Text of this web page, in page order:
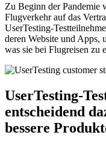
Zu Beginn der Pandemie
Flugverkehr auf das
UserTesting-
deren Website und Apps,
was sie bei Flugreisen zu
UserTesting-
entscheidend
bessere